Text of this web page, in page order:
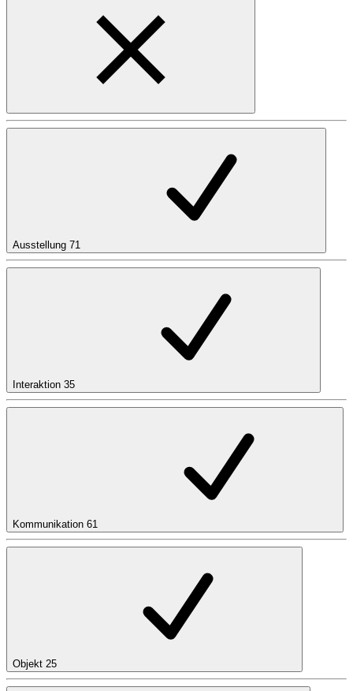
Ausstellung 71
Interaktion 35
Kommunikation 61
Objekt 25